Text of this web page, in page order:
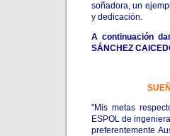
soñadora, un
y dedicación.
A continuación
SÁNCHEZ
"Mis metas
ESPOL de
preferentemente